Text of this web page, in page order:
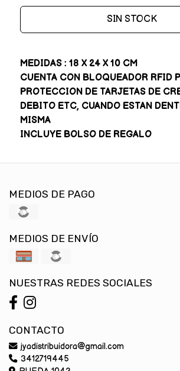
SIN STOCK
MEDIDAS : 18 X 24 X 10 CM
CUENTA CON BLOQUEADOR RFID
PROTECCION DE TARJETAS DE
DEBITO ETC, CUANDO ESTAN
MISMA
INCLUYE BOLSO DE REGALO
MEDIOS DE PAGO
MEDIOS DE ENVÍO
NUESTRAS REDES SOCIALES
CONTACTO
jyadistribuidora@gmail.com
3412719445